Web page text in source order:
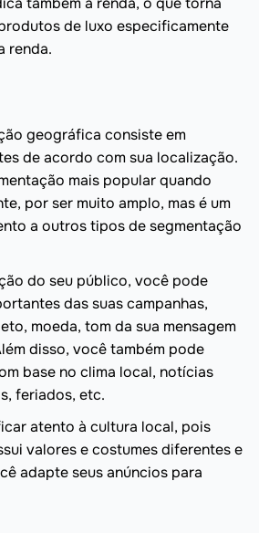
de luxo especificamente
renda.
geográfica consiste em
de acordo com sua localização.
mais popular quando
por ser muito amplo, mas é um
a outros tipos de segmentação
do seu público, você pode
das suas campanhas,
moeda, tom da sua mensagem
disso, você também pode
base no clima local, notícias
feriados, etc.
atento à cultura local, pois
valores e costumes diferentes e
adapte seus anúncios para